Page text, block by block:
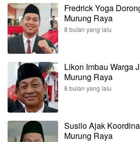
Fredrick Yoga
Murung Raya
8 bulan yang lalu
Likon Imbau Warga
Murung Raya
8 bulan yang lalu
Susilo Ajak
Murung Raya